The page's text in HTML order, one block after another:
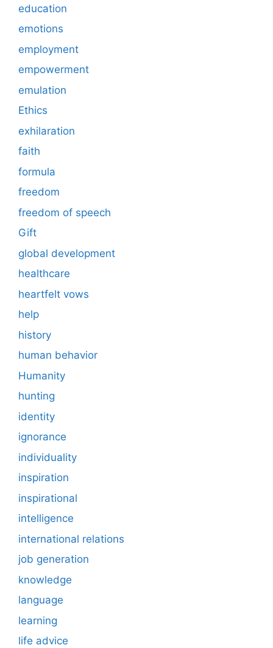
education
emotions
employment
empowerment
emulation
Ethics
exhilaration
faith
formula
freedom
freedom of speech
Gift
global development
healthcare
heartfelt vows
help
history
human behavior
Humanity
hunting
identity
ignorance
individuality
inspiration
inspirational
intelligence
international relations
job generation
knowledge
language
learning
life advice